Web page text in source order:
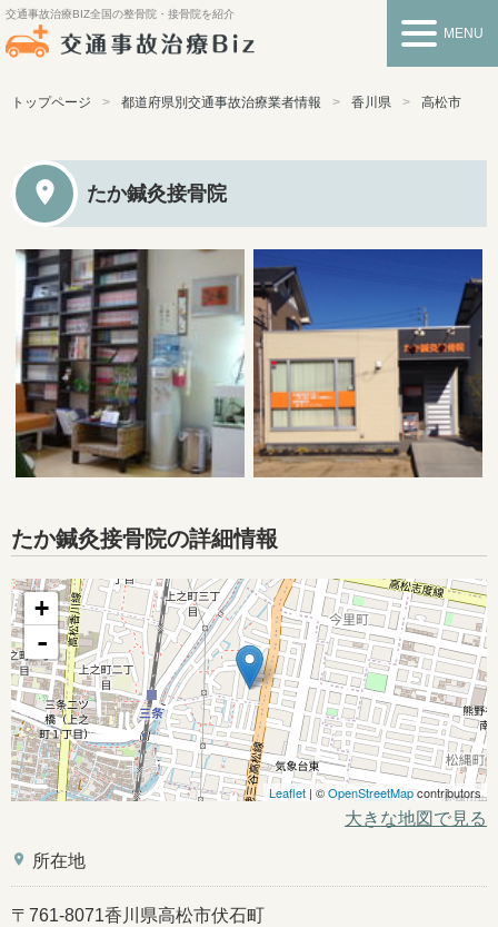
交通事故治療BIZ全国の整骨院・接骨院を紹介
MENU
トップページ 都道府県別交通事故治療業者情報 香川県 高松市
たか鍼灸接骨院
たか鍼灸接骨院の詳細情報
+
-
Leaflet | ©OpenStreetMapcontributors
大きな地図で見る
place 所在地
〒761-8071香川県高松市伏石町